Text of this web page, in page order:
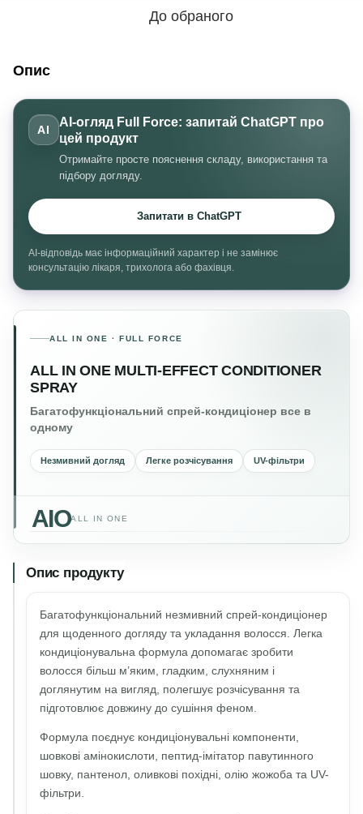
До обраного
Опис
AI
AI-огляд Full Force: запитай ChatGPT про
цей продукт
Отримайте просте пояснення складу, використання та
підбору догляду.
Запитати в ChatGPT
AI-відповідь має інформаційний характер і не замінює
консультацію лікаря, трихолога або фахівця.
ALL IN ONE · FULL FORCE
ALL IN ONE MULTI-EFFECT CONDITIONER
SPRAY
Багатофункціональний спрей-кондиціонер все в
одному
Незмивний догляд Легке розчісування UV-фільтри
AIOALL IN ONE
Опис продукту
Багатофункціональний незмивний спрей-кондиціонер
для щоденного догляду та укладання волосся. Легка
кондиціонувальна формула допомагає зробити
волосся більш м’яким, гладким, слухняним і
доглянутим на вигляд, полегшує розчісування та
підготовлює довжину до сушіння феном.
Формула поєднує кондиціонувальні компоненти,
шовкові амінокислоти, пептид-імітатор павутинного
шовку, пантенол, оливкові похідні, олію жожоба та UV-
фільтри.